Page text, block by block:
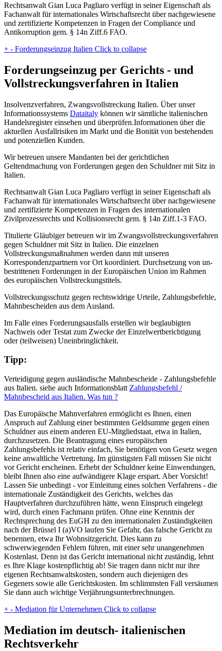
Rechtsanwalt Gian Luca Pagliaro verfügt in seiner Eigenschaft als
Fachanwalt für internationales Wirtschaftsrecht über nachgewiesene
und zertifizierte Kompetenzen in Fragen der Compliance und
Antikorruption gem. § 14n Ziff.6 FAO.
+ - Forderungseinzug Italien Click to collapse
Forderungseinzug per Gerichts - und
Vollstreckungsverfahren in Italien
Insolvenzverfahren, Zwangsvollstreckung Italien. Über unser
Informationssystems Dataitaly können wir sämtliche italienischen
Handelsregister einsehen und überprüfen.Informationen über die
aktuellen Ausfallrisiken im Markt und die Bonität von bestehenden
und potenziellen Kunden.
Wir betreuen unsere Mandanten bei der gerichtlichen
Geltendmachung von Forderungen gegen den Schuldner mit Sitz in
Italien.
Rechtsanwalt Gian Luca Pagliaro verfügt in seiner Eigenschaft als
Fachanwalt für internationales Wirtschaftsrecht über nachgewiesene
und zertifizierte Kompetenzen in Fragen des internationalen
Zivilprozessrechts und Kollisionsrecht gem. § 14n Ziff.1-3 FAO.
Titulierte Gläubiger betreuen wir im Zwangsvollstreckungsverfahren
gegen Schuldner mit Sitz in Italien. Die einzelnen
Vollstreckungsmaßnahmen werden dann mit unseren
Korrespondenzpartnern vor Ort koordiniert. Durch­set­zung von un­
be­strit­te­nen For­de­run­gen in der Eu­ro­päi­schen Union im Rahmen
des europäischen Vollstreckungstitels.
Vollstreckungsschutz gegen rechtswidrige Urteile, Zahlungsbefehle,
Mahnbescheiden aus dem Ausland.
Im Falle eines Forderungsausfalls erstellen wir beglaubigten
Nachweis oder Testat zum Zwecke der Einzelwertberichtigung
oder (teilweisen) Uneinbringlichkeit.
Tipp:
Verteidigung gegen ausländische Mahnbescheide - Zahlungsbefehle
aus Italien. siehe auch Informationsblatt Zahlungsbefehl /
Mahnbescheid aus Italien. Was tun ?
Das Europäische Mahnverfahren ermöglicht es Ihnen, einen
Anspruch auf Zahlung einer bestimmten Geldsumme gegen einen
Schuldner aus einem anderen EU-Mitgliedstaat, etwa in Italien,
durchzusetzen. Die Beantragung eines europäischen
Zahlungsbefehls ist relativ einfach, Sie benötigen von Gesetz wegen
keine anwaltliche Vertretung. Im günstigsten Fall müssen Sie nicht
vor Gericht erscheinen. Erhebt der Schuldner keine Einwendungen,
bleibt Ihnen also eine aufwändigere Klage erspart. Aber Vorsicht!
Lassen Sie unbedingt - vor Einleitung eines solchen Verfahrens - die
internationale Zuständigkeit des Gerichts, welches das
Hauptverfahren durchzuführen hätte, wenn Einspruch eingelegt
wird, durch einen Fachmann prüfen. Ohne eine Kenntnis der
Rechtsprechung des EuGH zu den internationalen Zuständigkeiten
nach der Brüssel I (a)VO laufen Sie Gefahr, das falsche Gericht zu
benennen, etwa Ihr Wohnsitzgericht. Dies kann zu
schwerwiegenden Fehlern führen, mit einer sehr unangenehmen
Kostenlast. Denn ist das Gericht international nicht zuständig, lehnt
es Ihre Klage kostenpflichtig ab! Sie tragen dann nicht nur ihre
eigenen Rechtsanwaltskosten, sondern auch diejenigen des
Gegeners sowie alle Gerichtskosten. Im schlimmsten Fall versäumen
Sie dann auch wichtige Verjährungsunterbrechnungen.
+ - Mediation für Unternehmen Click to collapse
Mediation im deutsch- italienischen
Rechtsverkehr